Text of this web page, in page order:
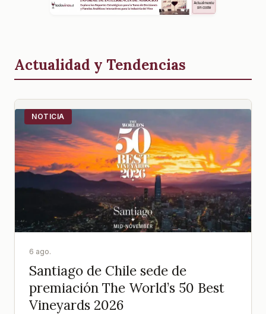
Actualidad y Tendencias
NOTICIA
6 ago.
Santiago de Chile sede de
premiación The World’s 50 Best
Vineyards 2026